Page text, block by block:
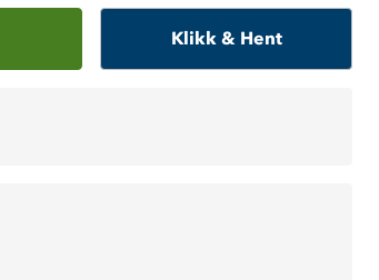
Klikk & Hent